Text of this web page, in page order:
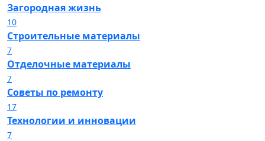
Загородная жизнь
10
Строительные материалы
7
Отделочные материалы
7
Советы по ремонту
17
Технологии и инновации
7